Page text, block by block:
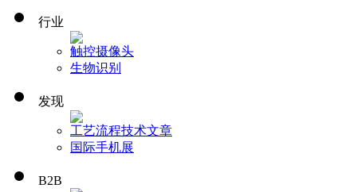
行业
触控摄像头
生物识别
发现
工艺流程技术文章
国际手机展
B2B